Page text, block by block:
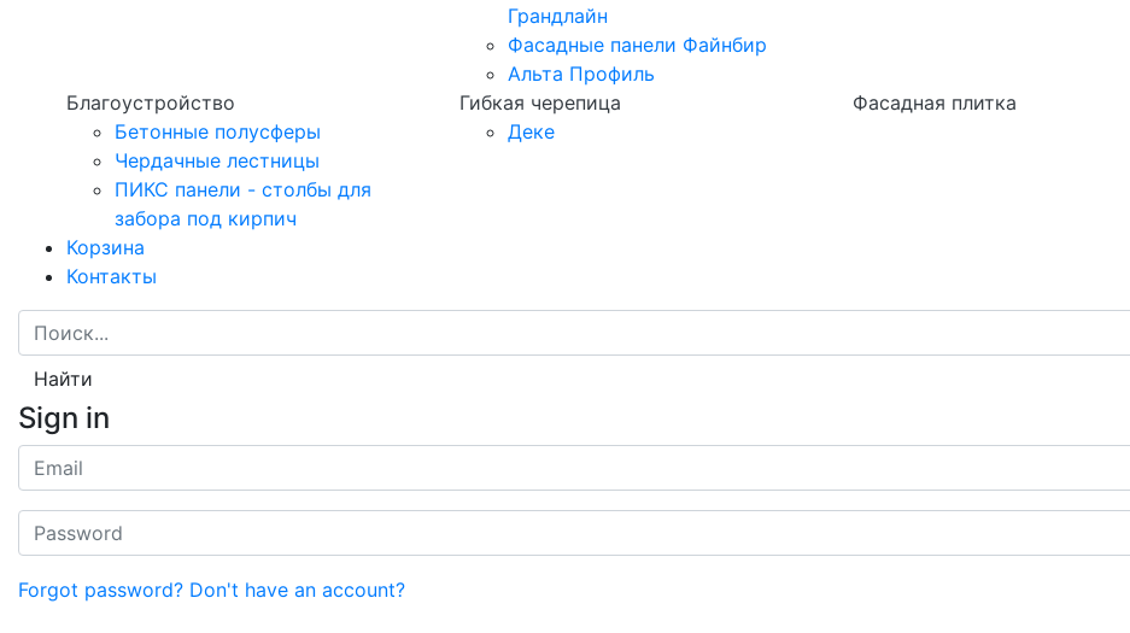
Грандлайн
Фасадные панели Файнбир
Альта Профиль
Благоустройство
Бетонные полусферы
Чердачные лестницы
ПИКС панели - столбы для
забора под кирпич
Гибкая черепица
Деке
Фасадная плитка
Корзина
Контакты
Найти
Sign in
Forgot password? Don't have an account?